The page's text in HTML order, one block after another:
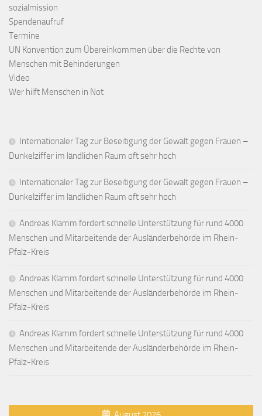
sozialmission
Spendenaufruf
Termine
UN Konvention zum Übereinkommen über die Rechte von
Menschen mit Behinderungen
Video
Wer hilft Menschen in Not
Internationaler Tag zur Beseitigung der Gewalt gegen Frauen –
Dunkelziffer im ländlichen Raum oft sehr hoch
Internationaler Tag zur Beseitigung der Gewalt gegen Frauen –
Dunkelziffer im ländlichen Raum oft sehr hoch
Andreas Klamm fordert schnelle Unterstützung für rund 4000
Menschen und Mitarbeitende der Ausländerbehörde im Rhein-
Pfalz-Kreis
Andreas Klamm fordert schnelle Unterstützung für rund 4000
Menschen und Mitarbeitende der Ausländerbehörde im Rhein-
Pfalz-Kreis
Andreas Klamm fordert schnelle Unterstützung für rund 4000
Menschen und Mitarbeitende der Ausländerbehörde im Rhein-
Pfalz-Kreis